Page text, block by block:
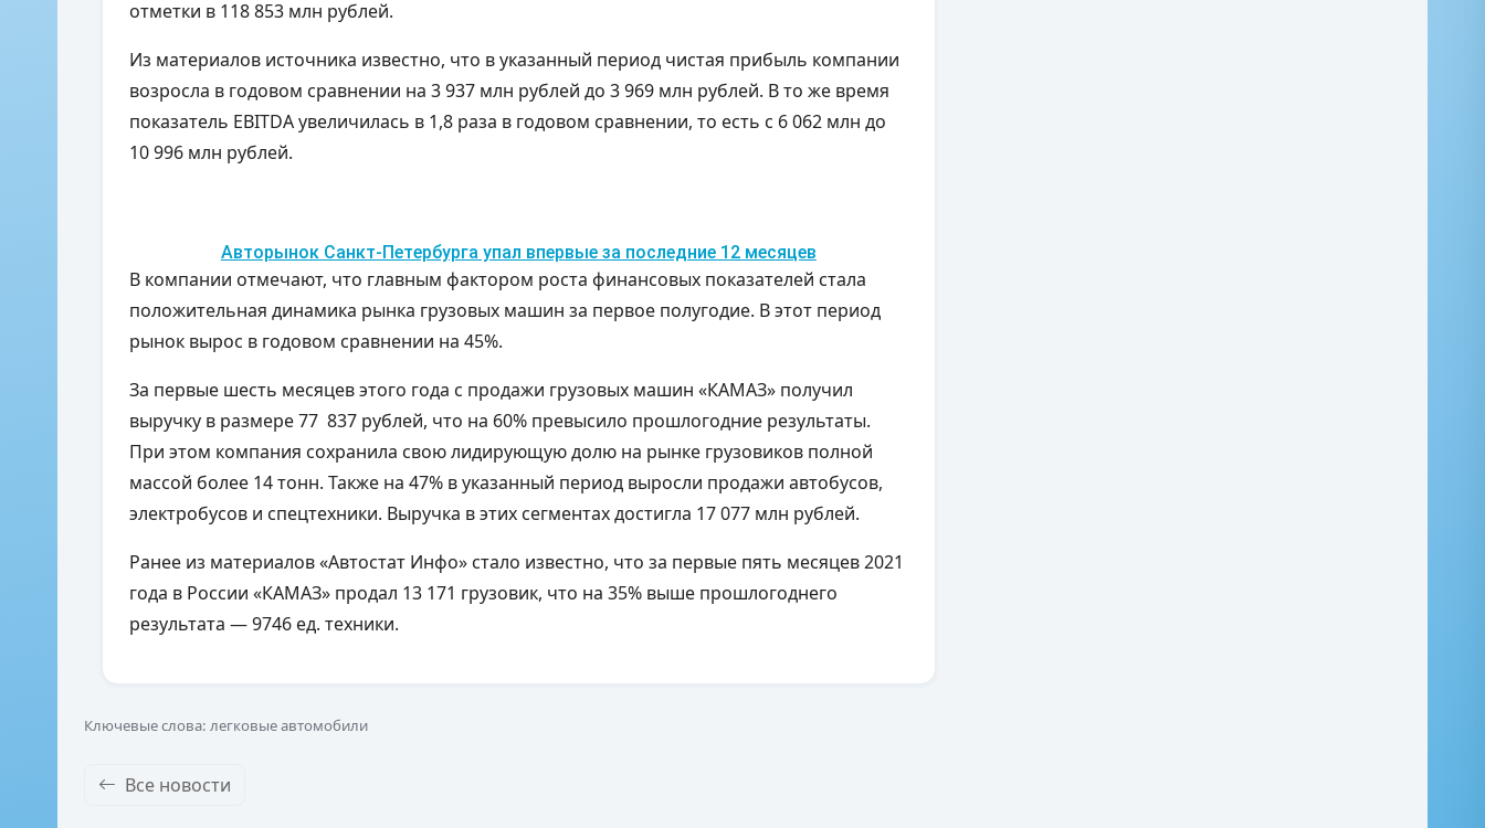
отметки в 118 853 млн рублей.
Из материалов источника известно, что в указанный период чистая прибыль компании
возросла в годовом сравнении на 3 937 млн рублей до 3 969 млн рублей. В то же время
показатель EBITDA увеличилась в 1,8 раза в годовом сравнении, то есть с 6 062 млн до
10 996 млн рублей.
Авторынок Санкт-Петербурга упал впервые за последние 12 месяцев
В компании отмечают, что главным фактором роста финансовых показателей стала
положительная динамика рынка грузовых машин за первое полугодие. В этот период
рынок вырос в годовом сравнении на 45%.
За первые шесть месяцев этого года с продажи грузовых машин «КАМАЗ» получил
выручку в размере 77 837 рублей, что на 60% превысило прошлогодние результаты.
При этом компания сохранила свою лидирующую долю на рынке грузовиков полной
массой более 14 тонн. Также на 47% в указанный период выросли продажи автобусов,
электробусов и спецтехники. Выручка в этих сегментах достигла 17 077 млн рублей.
Ранее из материалов «Автостат Инфо» стало известно, что за первые пять месяцев 2021
года в России «КАМАЗ» продал 13 171 грузовик, что на 35% выше прошлогоднего
результата — 9746 ед. техники.
Ключевые слова: легковые автомобили
Все новости